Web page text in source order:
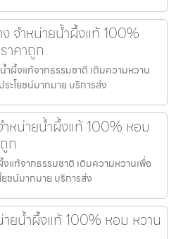
จำหน่ายน้ำผึ้งแท้ 100%
าคาถูก
ำผึ้งแท้จากธรรมชาติ เติมความหวาน
ะโยชน์มากมาย บริการส่ง
หน่ายน้ำผึ้งแท้ 100% หอม
ก
ท้จากธรรมชาติ เติมความหวานเพื่อ
ชน์มากมาย บริการส่ง
ยน้ำผึ้งแท้ 100% หอม หวาน